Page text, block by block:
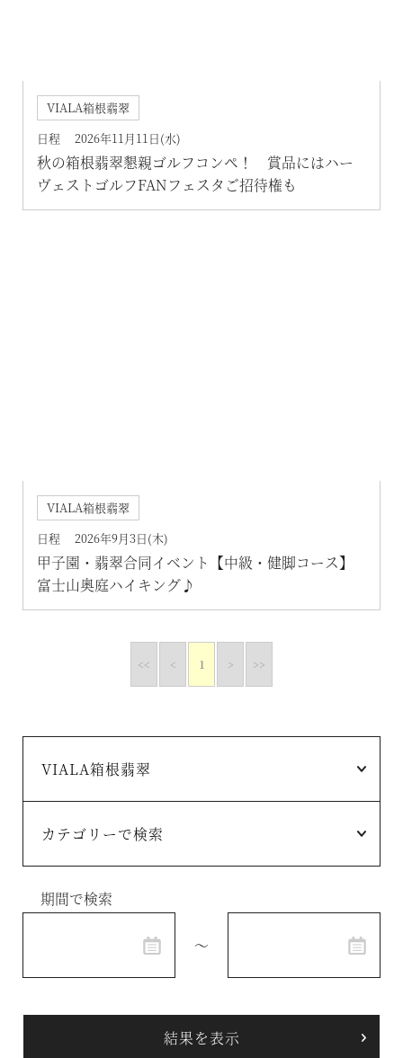
VIALA箱根翡翠
日程 2026年11月11日(水)
秋の箱根翡翠懇親ゴルフコンペ！ 賞品にはハー
ヴェストゴルフFANフェスタご招待権も
VIALA箱根翡翠
日程 2026年9月3日(木)
甲子園・翡翠合同イベント【中級・健脚コース】
富士山奥庭ハイキング♪
<< < 1 > >>
期間で検索
～